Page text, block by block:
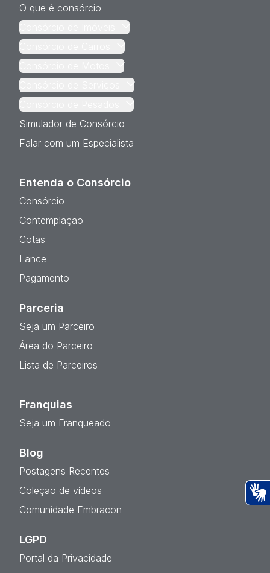
O que é consórcio
Consórcio de Imóveis
Consórcio de Carros
Consórcio de Motos
Consórcio de Serviços
Consórcio de Pesados
Simulador de Consórcio
Falar com um Especialista
Entenda o Consórcio
Consórcio
Contemplação
Cotas
Lance
Pagamento
Parceria
Seja um Parceiro
Área do Parceiro
Lista de Parceiros
Franquias
Seja um Franqueado
Blog
Postagens Recentes
Coleção de vídeos
Comunidade Embracon
LGPD
Portal da Privacidade